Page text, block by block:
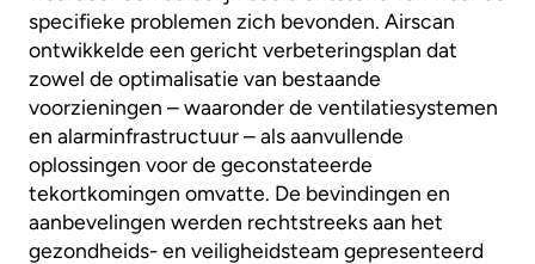
specifieke problemen zich bevonden. Airscan
ontwikkelde een gericht verbeteringsplan dat
zowel de optimalisatie van bestaande
voorzieningen – waaronder de ventilatiesystemen
en alarminfrastructuur – als aanvullende
oplossingen voor de geconstateerde
tekortkomingen omvatte. De bevindingen en
aanbevelingen werden rechtstreeks aan het
gezondheids- en veiligheidsteam gepresenteerd